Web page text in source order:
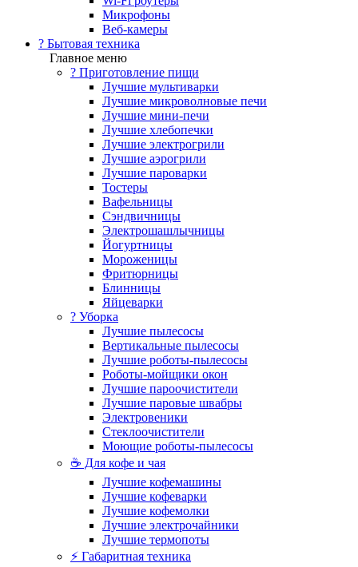
Микрофоны
Веб-камеры
? Бытовая техника
Главное меню
? Приготовление пищи
Лучшие мультиварки
Лучшие микроволновые печи
Лучшие мини-печи
Лучшие хлебопечки
Лучшие электрогрили
Лучшие аэрогрили
Лучшие пароварки
Тостеры
Вафельницы
Сэндвичницы
Электрошашлычницы
Йогуртницы
Мороженицы
Фритюрницы
Блинницы
Яйцеварки
? Уборка
Лучшие пылесосы
Вертикальные пылесосы
Лучшие роботы-пылесосы
Роботы-мойщики окон
Лучшие пароочистители
Лучшие паровые швабры
Электровеники
Стеклоочистители
Моющие роботы-пылесосы
☕ Для кофе и чая
Лучшие кофемашины
Лучшие кофеварки
Лучшие кофемолки
Лучшие электрочайники
Лучшие термопоты
⚡ Габаритная техника